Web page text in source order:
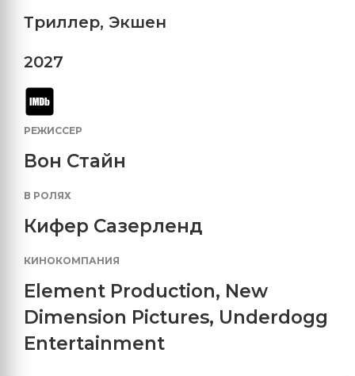
Триллер, Экшен
2027
РЕЖИССЕР
Вон Стайн
В РОЛЯХ
Кифер Сазерленд
КИНОКОМПАНИЯ
Element Production, New
Dimension Pictures, Underdogg
Entertainment